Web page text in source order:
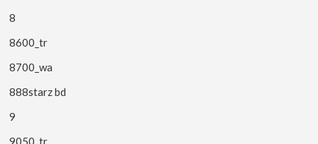
8
8600_tr
8700_wa
888starz bd
9
9050_tr